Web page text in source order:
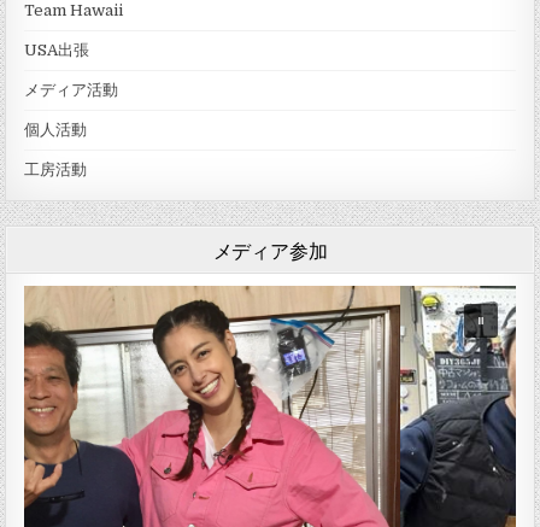
Team Hawaii
USA出張
メディア活動
個人活動
工房活動
メディア参加